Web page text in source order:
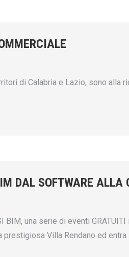
di Calabria e Lazio, sono
DAL SOFTWARE ALLA
BIM, una serie di eventi
prestigiosa Villa Rendano ed